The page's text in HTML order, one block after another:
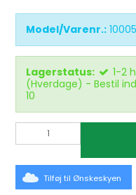
Model/Varenr.: 10005
Lagerstatus:
1-2
(Hverdage) - Bestil
10
Tilføj til Ønskeskyen